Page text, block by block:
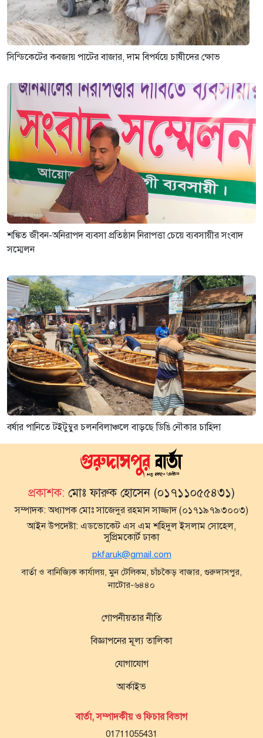
সিন্ডিকেটের কবজায় পাটের বাজার, দাম বিপর্যয়ে চাষীদের ক্ষোভ
শঙ্কিত জীবন-অনিরাপদ ব্যবসা প্রতিষ্ঠান নিরাপত্তা চেয়ে ব্যবসায়ীর সংবাদ
সম্মেলন
বর্ষার পানিতে টইটুম্বুর চলনবিলাঞ্চলে বাড়ছে ডিঙি নৌকার চাহিদা
প্রকাশক: মোঃ ফারুক হোসেন (০১৭১১০৫৫৪৩১)
সম্পাদক:অধ্যাপক মোঃ সাজেদুর রহমান সাজ্জাদ (০১৭১৯৭৯৩০০৩)
আইন উপদেষ্টা: এডভোকেট এস এম শহিদুল ইসলাম সোহেল,
সুপ্রিমকোর্ট ঢাকা
pkfaruk@gmail.com
বার্তা ও বানিজ্যিক কার্যালয়, মুন টেলিকম, চাঁচকৈড় বাজার, গুরুদাসপুর,
নাটোর-৬৪৪০
গোপনীয়তার নীতি
বিজ্ঞাপনের মূল্য তালিকা
যোগাযোগ
আর্কাইভ
বার্তা, সম্পাদকীয় ও ফিচার বিভাগ
01711055431